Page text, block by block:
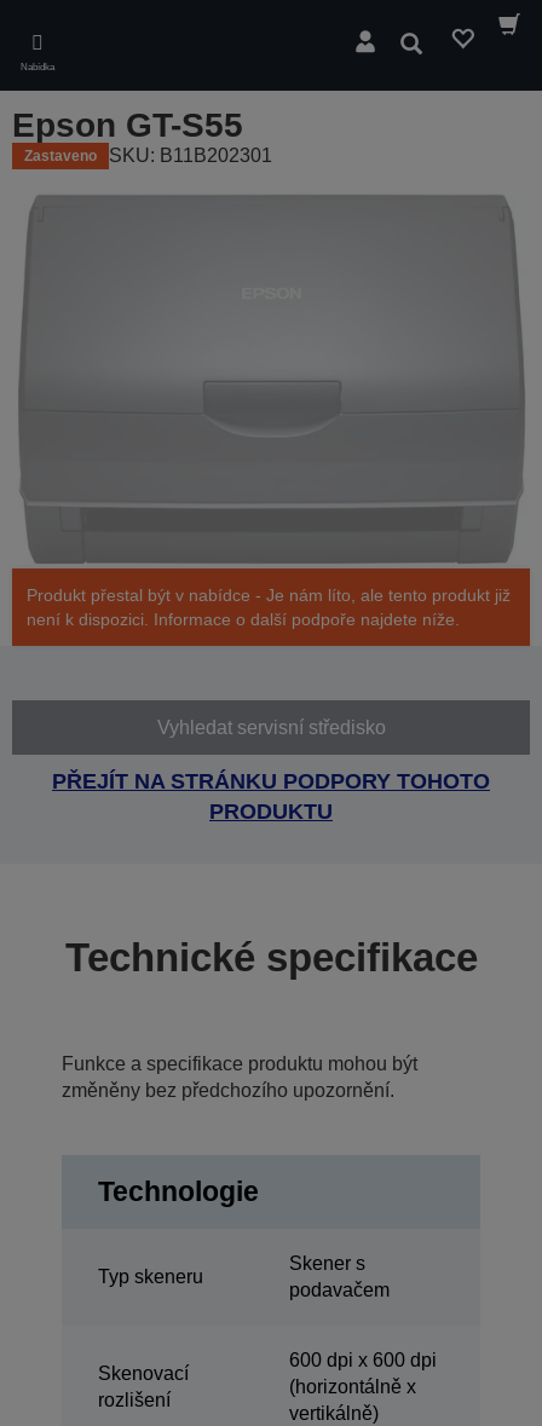
main
content
Nabídka
Hledat
Epson GT-S55
Zastaveno SKU: B11B202301
Produkt přestal být v nabídce - Je nám líto, ale tento produkt již
není k dispozici. Informace o další podpoře najdete níže.
Vyhledat servisní středisko
PŘEJÍT NA STRÁNKU PODPORY TOHOTO
PRODUKTU
Technické specifikace
Funkce a specifikace produktu mohou být
změněny bez předchozího upozornění.
Technologie
Typ skeneru
Skener s
podavačem
Skenovací
rozlišení
600 dpi x 600 dpi
(horizontálně x
vertikálně)